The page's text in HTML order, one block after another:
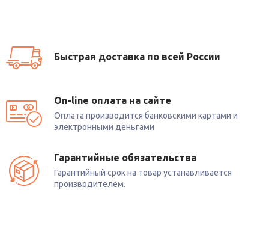
Быстрая доставка по всей России
On-line оплата на сайте
Оплата производится банковскими картами и
электронными деньгами
Гарантийные обязательства
Гарантийный срок на товар устанавливается
производителем.